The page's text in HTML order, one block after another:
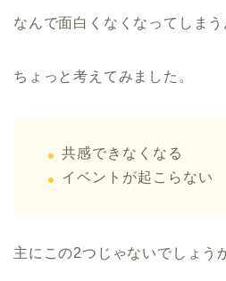
なんで面白くなくなってしまう
ちょっと考えてみました。
共感できなくなる
イベントが起こらない
主にこの2つじゃないでしょう